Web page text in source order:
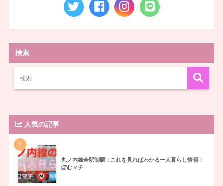
検索
人気の記事
1
丸ノ内線全駅制覇！これを見ればわかる一人暮らし情報！
ぽむマチ